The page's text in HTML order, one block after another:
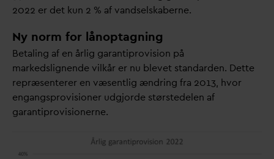
2022 er det kun 2 % af vandselskaberne.
Ny norm for lånoptagning
Betaling af en årlig garantiprovision på
markedslignende vilkår er nu blevet standarden. Dette
repræsenterer en væsentlig ændring fra 2013, hvor
engangsprovisioner udgjorde størstedelen af
garantiprovisionerne.